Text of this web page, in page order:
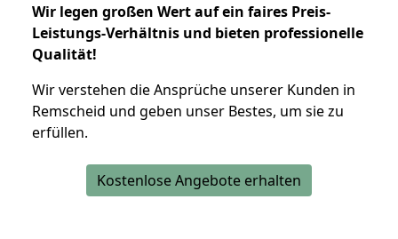
Wir legen großen Wert auf ein faires Preis-
Leistungs-Verhältnis und bieten professionelle
Qualität!
Wir verstehen die Ansprüche unserer Kunden in
Remscheid und geben unser Bestes, um sie zu
erfüllen.
Kostenlose Angebote erhalten